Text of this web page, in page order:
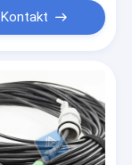
Kontakt